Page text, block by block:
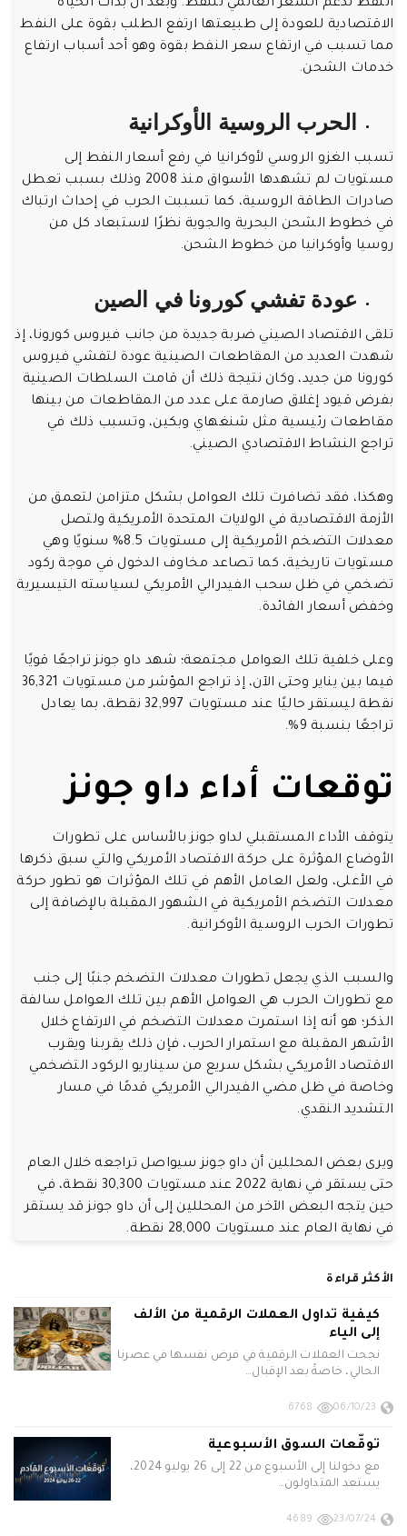
النفط لدعم السعر العالمي للنفط. وبعد أن بدأت الحياة
الاقتصادية للعودة إلى طبيعتها ارتفع الطلب بقوة على النفط
مما تسبب في ارتفاع سعر النفط بقوة وهو أحد أسباب ارتفاع
خدمات الشحن.
الحرب الروسية الأوكرانية
تسبب الغزو الروسي لأوكرانيا في رفع أسعار النفط إلى
مستويات لم تشهدها الأسواق منذ 2008 وذلك بسبب تعطل
صادرات الطاقة الروسية، كما تسببت الحرب في إحداث ارتباك
في خطوط الشحن البحرية والجوية نظرًا لاستبعاد كل من
روسيا وأوكرانيا من خطوط الشحن.
عودة تفشي كورونا في الصين
تلقى الاقتصاد الصيني ضربة جديدة من جانب فيروس كورونا، إذ
شهدت العديد من المقاطعات الصينية عودة لتفشي فيروس
كورونا من جديد، وكان نتيجة ذلك أن قامت السلطات الصينية
بفرض قيود إغلاق صارمة على عدد من المقاطعات من بينها
مقاطعات رئيسية مثل شنغهاي وبكين، وتسبب ذلك في
تراجع النشاط الاقتصادي الصيني.
وهكذا، فقد تضافرت تلك العوامل بشكل متزامن لتعمق من
الأزمة الاقتصادية في الولايات المتحدة الأمريكية ولتصل
معدلات التضخم الأمريكية إلى مستويات 8.5% سنويًا وهي
مستويات تاريخية، كما تصاعد مخاوف الدخول في موجة ركود
تضخمي في ظل سحب الفيدرالي الأمريكي لسياسته التيسيرية
وخفض أسعار الفائدة.
وعلى خلفية تلك العوامل مجتمعة؛ شهد داو جونز تراجعًا قويًا
فيما بين يناير وحتى الآن، إذ تراجع المؤشر من مستويات 36,321
نقطة ليستقر حاليًا عند مستويات 32,997 نقطة، بما يعادل
تراجعًا بنسبة 9%.
توقعات أداء داو جونز
يتوقف الأداء المستقبلي لداو جونز بالأساس على تطورات
الأوضاع المؤثرة على حركة الاقتصاد الأمريكي والتي سبق ذكرها
في الأعلى، ولعل العامل الأهم في تلك المؤثرات هو تطور حركة
معدلات التضخم الأمريكية في الشهور المقبلة بالإضافة إلى
تطورات الحرب الروسية الأوكرانية.
والسبب الذي يجعل تطورات معدلات التضخم جنبًا إلى جنب
مع تطورات الحرب هي العوامل الأهم بين تلك العوامل سالفة
الذكر؛ هو أنه إذا استمرت معدلات التضخم في الارتفاع خلال
الأشهر المقبلة مع استمرار الحرب، فإن ذلك يقربنا ويقرب
الاقتصاد الأمريكي بشكل سريع من سيناريو الركود التضخمي
وخاصة في ظل مضي الفيدرالي الأمريكي قدمًا في مسار
التشديد النقدي.
ويرى بعض المحللين أن داو جونز سيواصل تراجعه خلال العام
حتى يستقر في نهاية 2022 عند مستويات 30,300 نقطة، في
حين يتجه البعض الآخر من المحللين إلى أن داو جونز قد يستقر
في نهاية العام عند مستويات 28,000 نقطة.
الأكثر قراءة
كيفية تداول العملات الرقمية من الألف
إلى الياء
نجحت العملات الرقمية في فرض نفسها في عصرنا
الحالي، خاصةً بعد الإقبال…
06/10/23
6768
توقّعات السوق الأسبوعية
مع دخولنا إلى الأسبوع من 22 إلى 26 يوليو 2024،
يستعد المتداولون…
23/07/24
4689